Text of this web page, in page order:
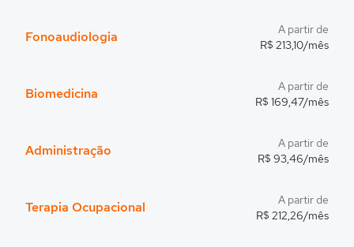
Fonoaudiologia
A partir de
R$ 213,10/mês
Biomedicina
A partir de
R$ 169,47/mês
Administração
A partir de
R$ 93,46/mês
Terapia Ocupacional
A partir de
R$ 212,26/mês